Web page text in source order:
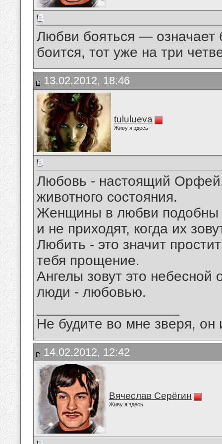
Любви бояться — означает
боится, тот уже на три
13.02.2012, 18:46
tululueva
Живу я здесь
Любовь - настоящий
животного состояния.
Женщины в любви подобны
и не приходят, когда их
Любить - это значит
тебя прощение.
Ангелы зовут это небесной
люди - любовью.
Не будите во мне зверя, он
14.02.2012, 12:42
Вячеслав Серёгин
Живу я здесь